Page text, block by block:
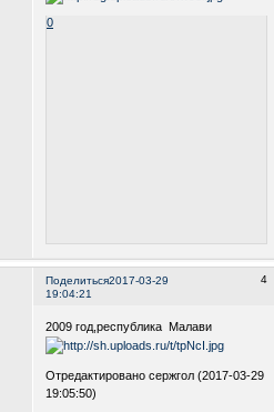
0
Поделиться 4
2017-03-29
19:04:21
2009 год,республика Малави
Отредактировано сержгол (2017-03-29
19:05:50)